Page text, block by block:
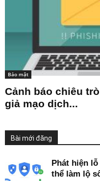
Bảo mật
Cảnh báo chiêu
giả mạo dịch...
Bài mới đăng
Phát hiện
thể làm lộ